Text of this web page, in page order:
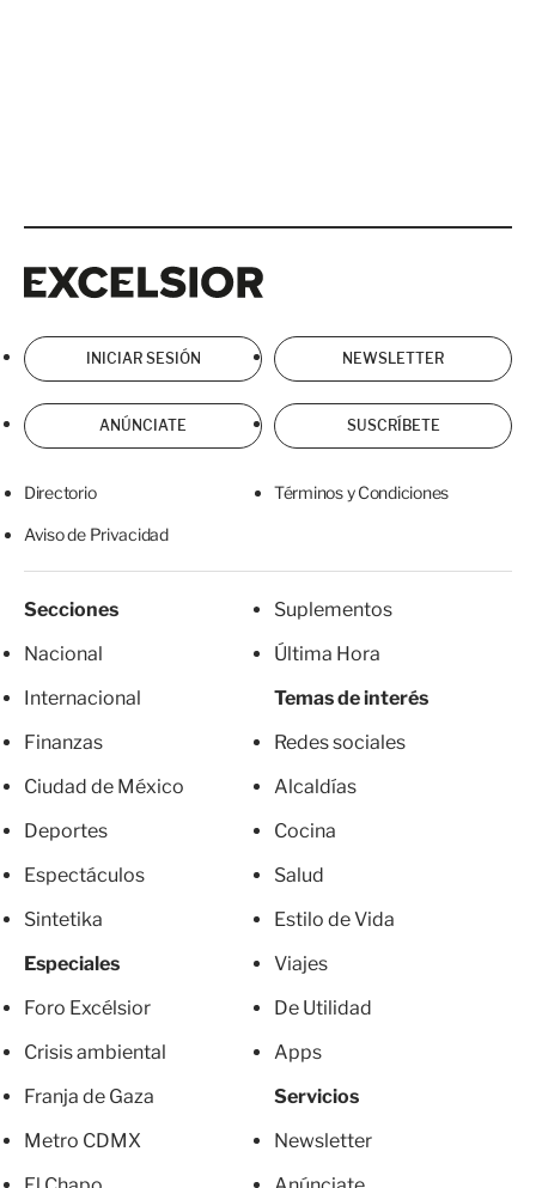
INICIAR SESIÓN NEWSLETTER
ANÚNCIATE SUSCRÍBETE
Directorio Términos y Condiciones
Aviso de Privacidad
Secciones
Nacional
Internacional
Finanzas
Ciudad de México
Deportes
Espectáculos
Sintetika
Especiales
Foro Excélsior
Crisis ambiental
Franja de Gaza
Metro CDMX
Suplementos
Última Hora
Temas de interés
Redes sociales
Alcaldías
Cocina
Salud
Estilo de Vida
Viajes
De Utilidad
Apps
Servicios
Newsletter